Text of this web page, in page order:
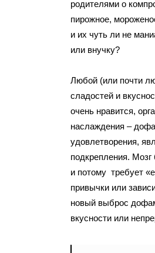
родителями о
пирожное,
и их чуть ли не
или внучку?
Любой (или почти
сладостей и
очень нравится,
наслаждения –
удовлетворения,
подкрепления. Мозг
и потому требует
привычки или
новый выброс
вкусности или